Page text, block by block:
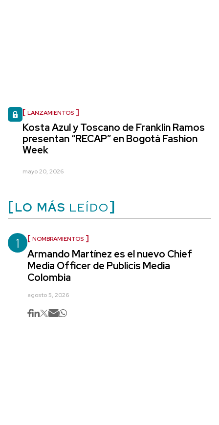
LANZAMIENTOS
Kosta Azul y Toscano de Franklin Ramos
presentan “RECAP” en Bogotá Fashion
Week
mayo 20, 2026
LO MÁS LEÍDO
1 NOMBRAMIENTOS
Armando Martínez es el nuevo Chief
Media Officer de Publicis Media
Colombia
agosto 5, 2026